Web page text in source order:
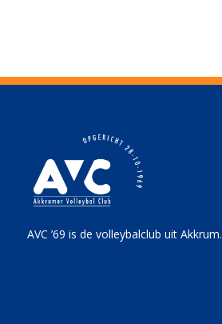
AVC ’69 is de volleybalclub uit Akkrum.